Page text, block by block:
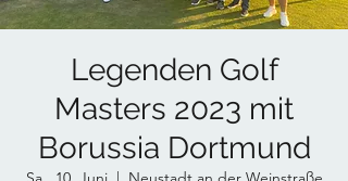
Legenden Golf
Masters 2023 mit
Borussia Dortmund